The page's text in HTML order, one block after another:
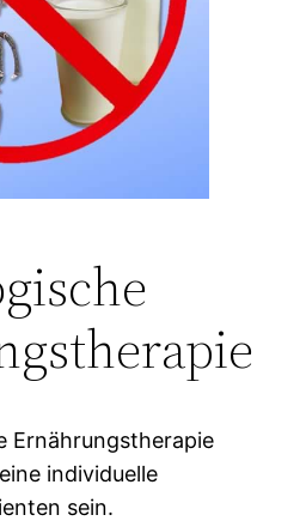
Ernährungstherapie
individuelle
sein.